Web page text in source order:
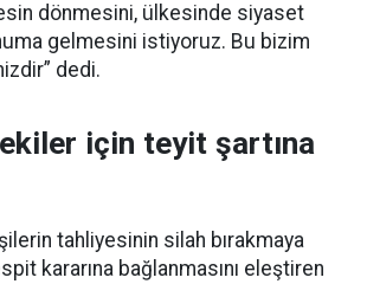
dönmesini, ülkesinde siyaset
gelmesini istiyoruz. Bu bizim
dedi.
için teyit şartına
tahliyesinin silah bırakmaya
kararına bağlanmasını eleştiren